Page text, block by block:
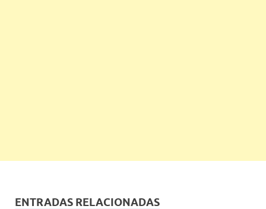
ENTRADAS RELACIONADAS